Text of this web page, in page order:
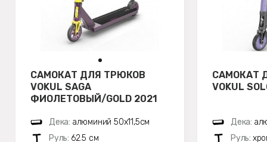
САМОКАТ ДЛЯ ТРЮКОВ
VOKUL SAGA
ФИОЛЕТОВЫЙ/GOLD 2021
Дека: алюминий 50х11,5см
Руль: 62.5 см
САМОКАТ
VOKUL
Дека:
Руль: